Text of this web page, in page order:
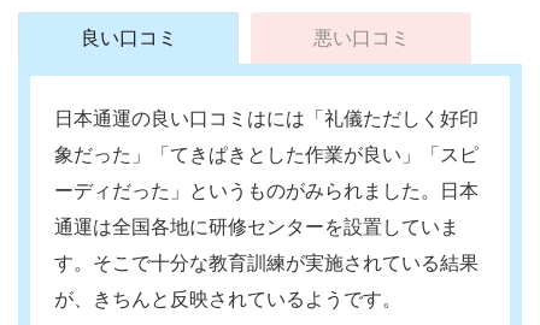
良い口コミ 悪い口コミ
日本通運の良い口コミはには「礼儀ただしく好印
象だった」「てきぱきとした作業が良い」「スピ
ーディだった」というものがみられました。日本
通運は全国各地に研修センターを設置していま
す。そこで十分な教育訓練が実施されている結果
が、きちんと反映されているようです。